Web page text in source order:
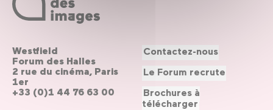
Westfield
Forum des Halles
2 rue du cinéma, Paris
1er
+33 (0)1 44 76 63 00
Contactez-nous
Le Forum recrute
Brochures à
télécharger